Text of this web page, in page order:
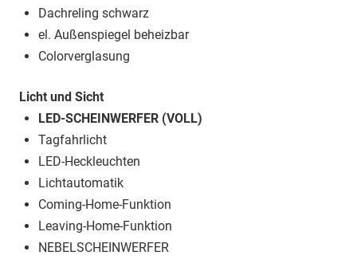
Dachreling schwarz
el. Außenspiegel beheizbar
Colorverglasung
Licht und Sicht
LED-SCHEINWERFER (VOLL)
Tagfahrlicht
LED-Heckleuchten
Lichtautomatik
Coming-Home-Funktion
Leaving-Home-Funktion
NEBELSCHEINWERFER